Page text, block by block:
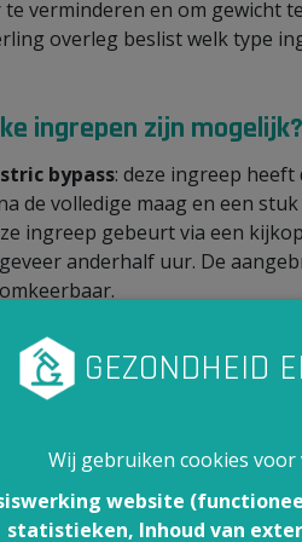
te verminderen en om gewicht
overleg beslist welk type
ingrepen zijn mogelijk?
bypass: deze ingreep
de volledige maag en een
ingreep gebeurt via een
anderhalf uur. De
het bovenste deel van de
zit een injectiepoort. Via
of minder aangespannen
gastrectomie: tijdens deze
verwijderd en een kleinere
Wij gebruiken cookies voor
website
statistieken, Inhoud van